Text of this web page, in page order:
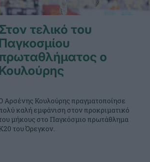
τελικό του
ο
Αρσένης Κουλούρης πραγματοποίησε
καλή εμφάνιση στον προκριματικό
μήκους στο Παγκόσμιο πρωτάθλημα
του Όρεγκον.